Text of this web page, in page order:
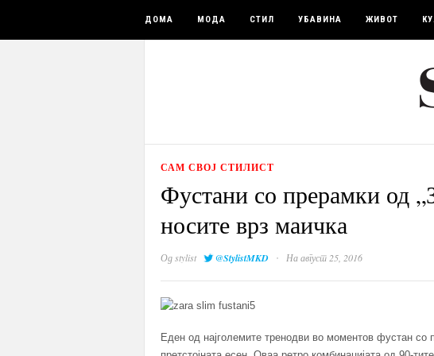
ДОМА МОДА СТИЛ УБАВИНА ЖИВОТ
САМ СВОЈ СТИЛИСТ
Фустани со прерамки од
носите врз маичка
Одstylist @StylistMKD · На август 25, 2016
Еден од најголемите тренодви во моментов фустан со